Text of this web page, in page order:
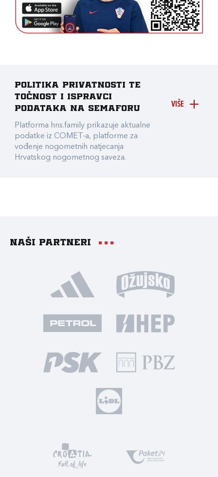
VIŠE
Politika privatnosti te
točnost i ispravci
podataka na Semaforu
Platforma hns.family prikazuje aktualne
podatke iz COMET-a, platforme za
vođenje nogometnih natjecanja
Hrvatskog nogometnog saveza.
Naši partneri